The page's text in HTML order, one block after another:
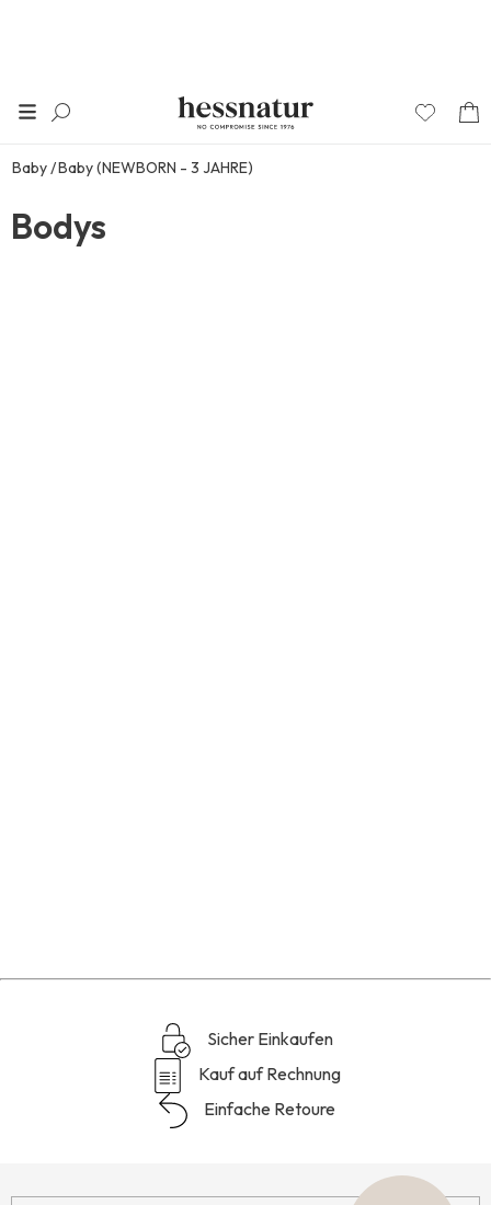
Baby Baby (NEWBORN - 3 JAHRE)
Bodys
Sicher Einkaufen
Kauf auf Rechnung
Einfache Retoure